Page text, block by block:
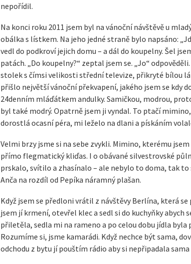
nepořídil.
Na konci roku 2011 jsem byl na vánoční návštěvě u
obálka s lístkem. Na jeho jedné straně bylo napsáno:
vedl do podkroví jejich domu – a dál do koupelny. Šel
patách. „Do koupelny?“ zeptal jsem se. „Jo“
stolek s čímsi velikosti střední televize, přikryté bílou
přišlo největší vánoční překvapení, jakého jsem se kdy
24denním mláďátkem andulky. Samičkou, modrou,
byl také modrý. Opatrně jsem ji vyndal. To ptačí
dorostlá ocasní péra, mi leželo na dlani a pískáním
Velmi brzy jsme si na sebe zvykli. Mimino, kterému
přímo flegmatický kliďas. I o obávané silvestrovské
prskalo, svítilo a zhasínalo – ale nebylo to doma, tak to
Anča na rozdíl od Pepíka náramný plašan.
Když jsem se předloni vrátil z návštěvy Berlína, která
jsem jí krmení, otevřel klec a sedl si do kuchyňky abych
přiletěla, sedla mi na rameno a po celou dobu jídla byla
Rozumíme si, jsme kamarádi. Když nechce být sama,
odchodu z bytu jí pouštím rádio aby si nepřipadala sama